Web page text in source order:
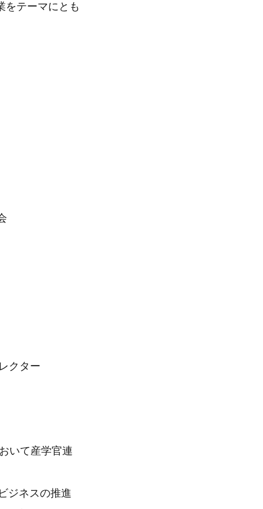
をテーマにとも
クター
いて産学官連
ジネスの推進